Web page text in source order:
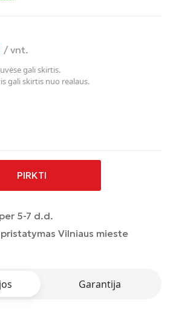
/ vnt.
gali skirtis.
gali skirtis nuo realaus.
PIRKTI
5-7 d.d.
Vilniaus mieste
Garantija